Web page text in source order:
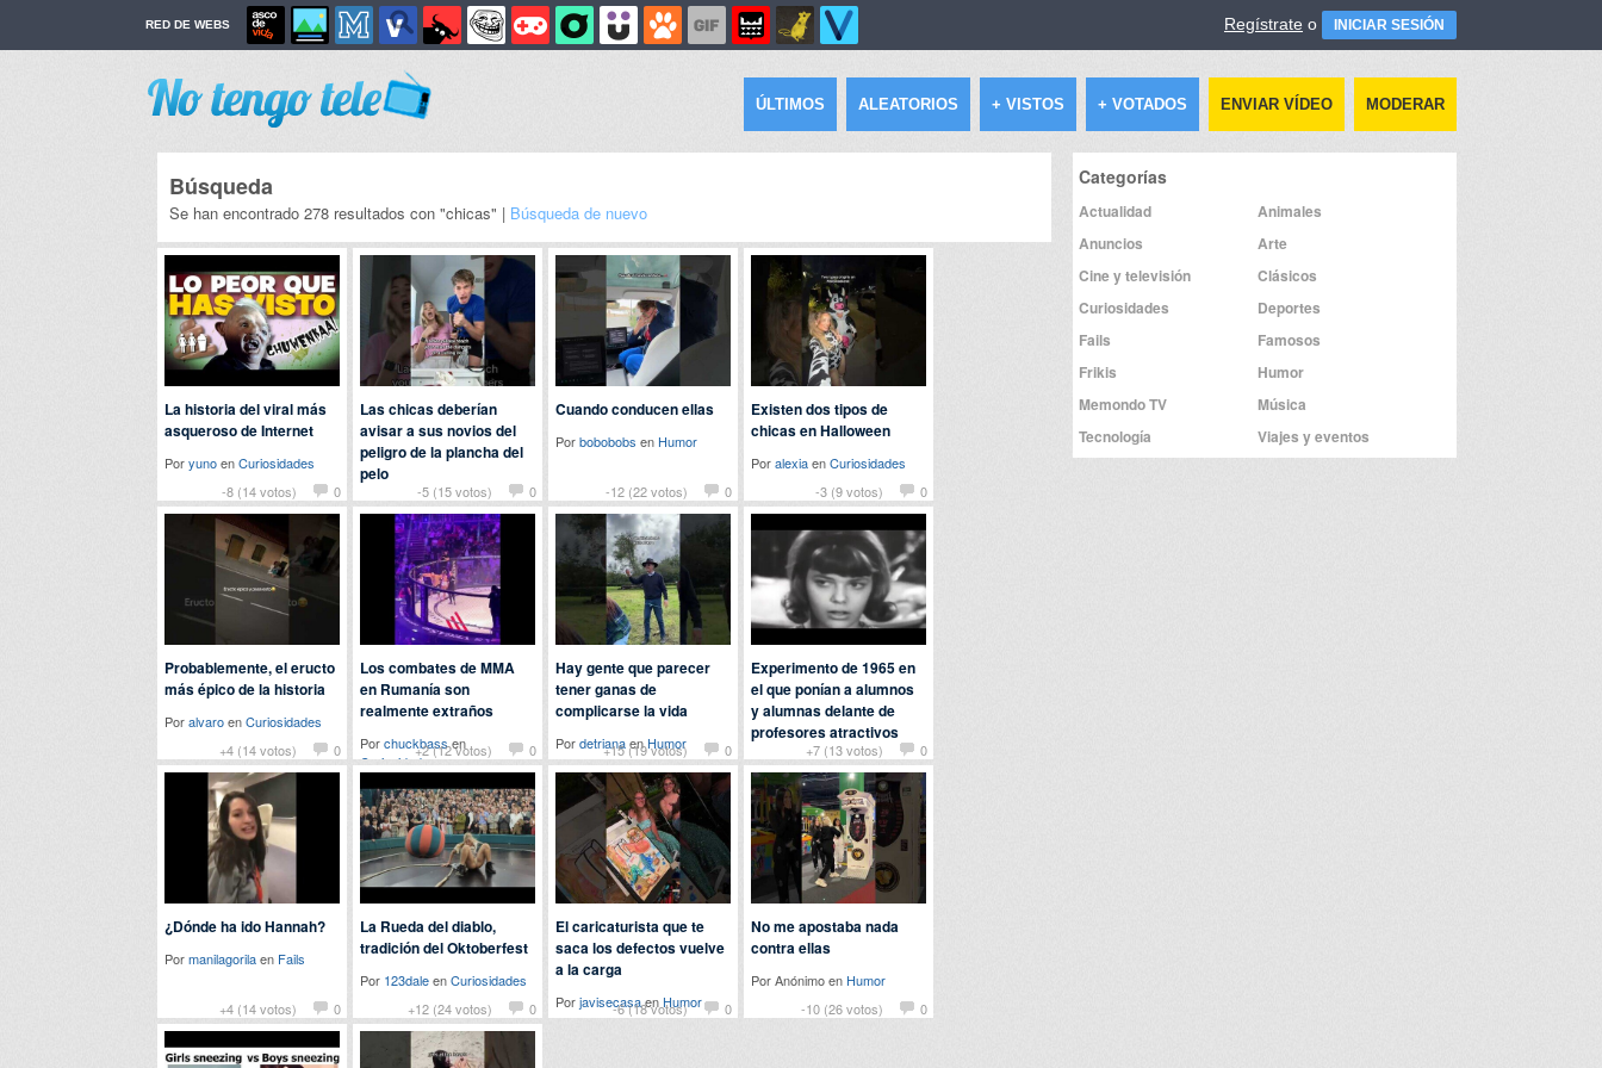
RED DE WEBS Regístrate o INICIAR SESIÓN
ÚLTIMOS ALEATORIOS + VISTOS + VOTADOS ENVIAR VÍDEO MODERAR
Búsqueda
Se han encontrado 278 resultados con "chicas" | Búsqueda de nuevo
-8 (14 votos) 0
La historia del viral más
asqueroso de Internet
PoryunoenCuriosidades
-5 (15 votos)
0
Las chicas deberían
avisar a sus novios del
peligro de la plancha del
pelo
PorferenFails
-12 (22 votos) 0
Cuando conducen ellas
Porbobobobs en Humor
-3 (9 votos) 0
Existen dos tipos de
chicas en Halloween
PoralexiaenCuriosidades
+4 (14 votos) 0
Probablemente, el eructo
más épico de la historia
PoralvaroenCuriosidades
+2 (12 votos)
0
Los combates de MMA
en Rumanía son
realmente extraños
Porchuckbassen
Curiosidades
+15 (19 votos) 0
Hay gente que parecer
tener ganas de
complicarse la vida
PordetrianaenHumor +7 (13 votos) 0
Experimento de 1965 en
el que ponían a alumnos
y alumnas delante de
profesores atractivos
PorsarayenCuriosidades
+4 (14 votos) 0
¿Dónde ha ido Hannah?
Pormanilagorilaen Fails
+12 (24 votos) 0
La Rueda del diablo,
tradición del Oktoberfest
Por 123daleenCuriosidades
-6 (18 votos)
0
El caricaturista que te
saca los defectos vuelve
a la carga
Porjavisecasaen Humor -10 (26 votos) 0
No me apostaba nada
contra ellas
Por Anónimo en Humor
Categorías
Actualidad
Animales
Anuncios
Arte
Cine y televisión
Clásicos
Curiosidades
Deportes
Fails
Famosos
Frikis
Humor
Memondo TV
Música
Tecnología
Viajes y eventos